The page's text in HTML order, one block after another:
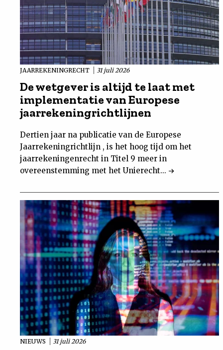
JAARREKENINGRECHT 31 juli 2026
De wetgever is altijd te laat met
implementatie van Europese
jaarrekeningrichtlijnen
Dertien jaar na publicatie van de Europese
Jaarrekeningrichtlijn , is het hoog tijd om het
jaarrekeningenrecht in Titel 9 meer in
overeenstemming met het Unierecht...
NIEUWS 31 juli 2026